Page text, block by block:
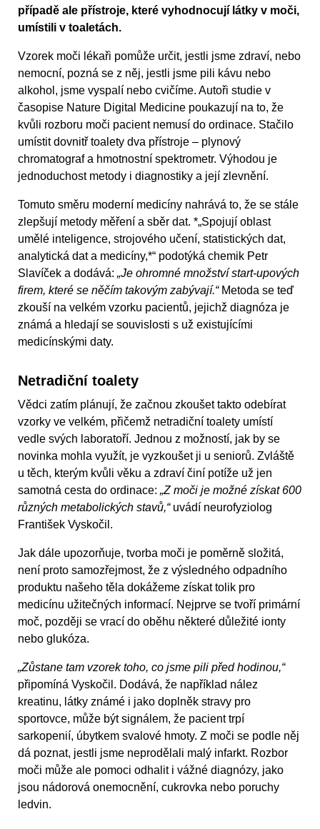
případě ale přístroje, které vyhodnocují látky v moči,
umístili v toaletách.
Vzorek moči lékaři pomůže určit, jestli jsme zdraví, nebo
nemocní, pozná se z něj, jestli jsme pili kávu nebo
alkohol, jsme vyspalí nebo cvičíme. Autoři studie v
časopise Nature Digital Medicine poukazují na to, že
kvůli rozboru moči pacient nemusí do ordinace. Stačilo
umístit dovnitř toalety dva přístroje – plynový
chromatograf a hmotnostní spektrometr. Výhodou je
jednoduchost metody i diagnostiky a její zlevnění.
Tomuto směru moderní medicíny nahrává to, že se stále
zlepšují metody měření a sběr dat. *„Spojují oblast
umělé inteligence, strojového učení, statistických dat,
analytická dat a medicíny,*“ podotýká chemik Petr
Slavíček a dodává: „Je ohromné množství start-upových
firem, které se něčím takovým zabývají.“Metoda se teď
zkouší na velkém vzorku pacientů, jejichž diagnóza je
známá a hledají se souvislosti s už existujícími
medicínskými daty.
Netradiční toalety
Vědci zatím plánují, že začnou zkoušet takto odebírat
vzorky ve velkém, přičemž netradiční toalety umístí
vedle svých laboratoří. Jednou z možností, jak by se
novinka mohla využít, je vyzkoušet ji u seniorů. Zvláště
u těch, kterým kvůli věku a zdraví činí potíže už jen
samotná cesta do ordinace: „Z moči je možné získat 600
různých metabolických stavů,“uvádí neurofyziolog
František Vyskočil.
Jak dále upozorňuje, tvorba moči je poměrně složitá,
není proto samozřejmost, že z výsledného odpadního
produktu našeho těla dokážeme získat tolik pro
medicínu užitečných informací. Nejprve se tvoří primární
moč, později se vrací do oběhu některé důležité ionty
nebo glukóza.
„Zůstane tam vzorek toho, co jsme pili před hodinou,“
připomíná Vyskočil. Dodává, že například nález
kreatinu, látky známé i jako doplněk stravy pro
sportovce, může být signálem, že pacient trpí
sarkopenií, úbytkem svalové hmoty. Z moči se podle něj
dá poznat, jestli jsme neprodělali malý infarkt. Rozbor
moči může ale pomoci odhalit i vážné diagnózy, jako
jsou nádorová onemocnění, cukrovka nebo poruchy
ledvin.